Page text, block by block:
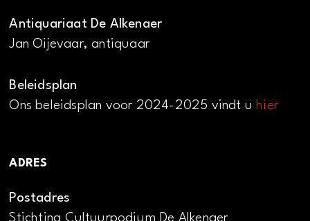
Antiquariaat De Alkenaer
Jan Oijevaar, antiquaar
Beleidsplan
Ons beleidsplan voor 2024-2025 vindt uhier
ADRES
Postadres
Stichting Cultuurpodium De Alkenaer